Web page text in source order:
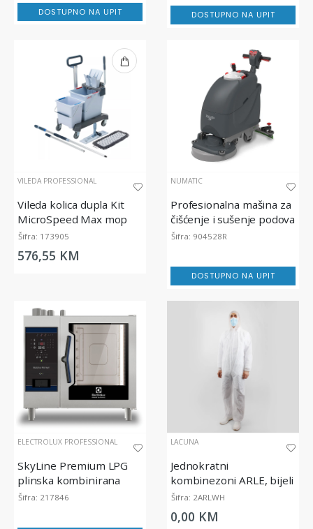
DOSTUPNO NA UPIT DOSTUPNO NA UPIT
VILEDA PROFESSIONAL
Vileda kolica dupla Kit
MicroSpeed Max mop
Šifra: 173905
576,55 KM
NUMATIC
Profesionalna mašina za
čišćenje i sušenje podova
s litijum baterijom,
Šifra: 904528R
DOSTUPNO NA UPIT
ELECTROLUX PROFESSIONAL
SkyLine Premium LPG
plinska kombinirana
pećnica 6GN 1/1
Šifra: 217846
LACUNA
Jednokratni
kombinezoni ARLE, bijeli
Šifra: 2ARLWH
0,00 KM